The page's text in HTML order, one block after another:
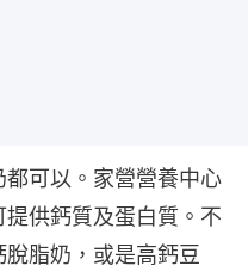
可以。家營營養中心
供鈣質及蛋白質。不
脂奶，或是高鈣豆